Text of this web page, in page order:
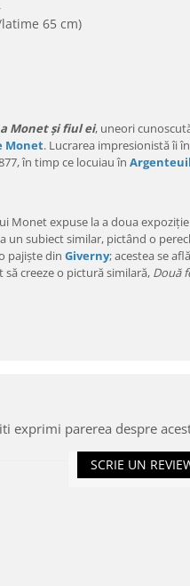
65 cm)
Monet și fiul ei, uneori
Monet. Lucrarea impresionistă îi
în timp ce locuiau în Argenteuil
Monet expuse la a doua
un subiect similar, pictând o
pajiște din Giverny; acestea se
creeze o pictură similară, Două
exprimi parerea despre
SCRIE UN